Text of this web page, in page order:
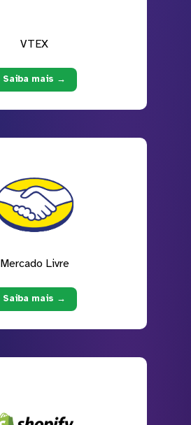
VTEX
Saiba mais →
Mercado Livre
Saiba mais →